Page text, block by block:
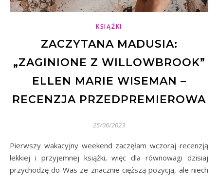
KSIĄŻKI
ZACZYTANA MADUSIA:
„ZAGINIONE Z WILLOWBROOK”
ELLEN MARIE WISEMAN –
RECENZJA PRZEDPREMIEROWA
25/06/2023
Pierwszy wakacyjny weekend zaczęłam wczoraj recenzją
lekkiej i przyjemnej książki, więc dla równowagi dzisiaj
przychodzę do Was ze znacznie cięższą pozycją, ale niech